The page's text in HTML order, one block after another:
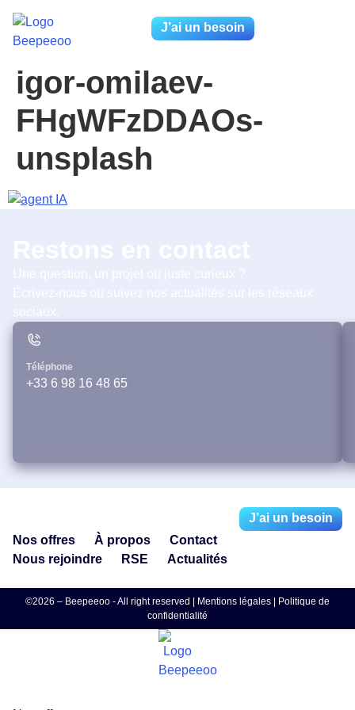
J’ai un besoin
igor-omilaev-
FHgWFzDDAOs-
unsplash
Téléphone
+33 6 98 16 48 65
Nos offres À propos
Contact
Nous rejoindre
RSE Actualités
J’ai un besoin
©2026 – Beepeeoo - All right reserved | Mentions légales
Politique de
confidentialité